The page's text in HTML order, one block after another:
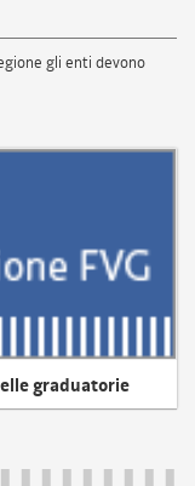
gli enti devono
graduatorie